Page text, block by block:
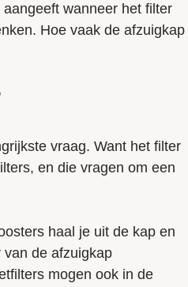
wanneer het filter
Hoe vaak de afzuigkap
vraag. Want het filter
en die vragen om een
haal je uit de kap en
van de afzuigkap
mogen ook in de